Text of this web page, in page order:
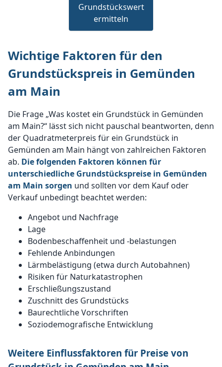
Grundstückswert
ermitteln
Wichtige Faktoren für den
Grundstückspreis in Gemünden
am Main
Die Frage „Was kostet ein Grundstück in Gemünden
am Main?“ lässt sich nicht pauschal beantworten, denn
der Quadratmeterpreis für ein Grundstück in
Gemünden am Main hängt von zahlreichen Faktoren
ab. Die folgenden Faktoren können für
unterschiedliche Grundstückspreise in Gemünden
am Main sorgen und sollten vor dem Kauf oder
Verkauf unbedingt beachtet werden:
Angebot und Nachfrage
Lage
Bodenbeschaffenheit und -belastungen
Fehlende Anbindungen
Lärmbelästigung (etwa durch Autobahnen)
Risiken für Naturkatastrophen
Erschließungszustand
Zuschnitt des Grundstücks
Baurechtliche Vorschriften
Soziodemografische Entwicklung
Weitere Einflussfaktoren für Preise von